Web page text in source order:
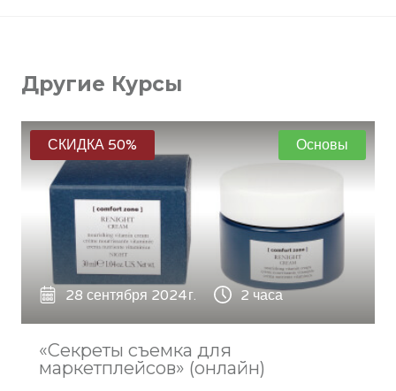
Другие Курсы
Основы
СКИДКА 50%
28 сентября 2024 г. 2 часа
«Секреты съемка для
маркетплейсов» (онлайн)